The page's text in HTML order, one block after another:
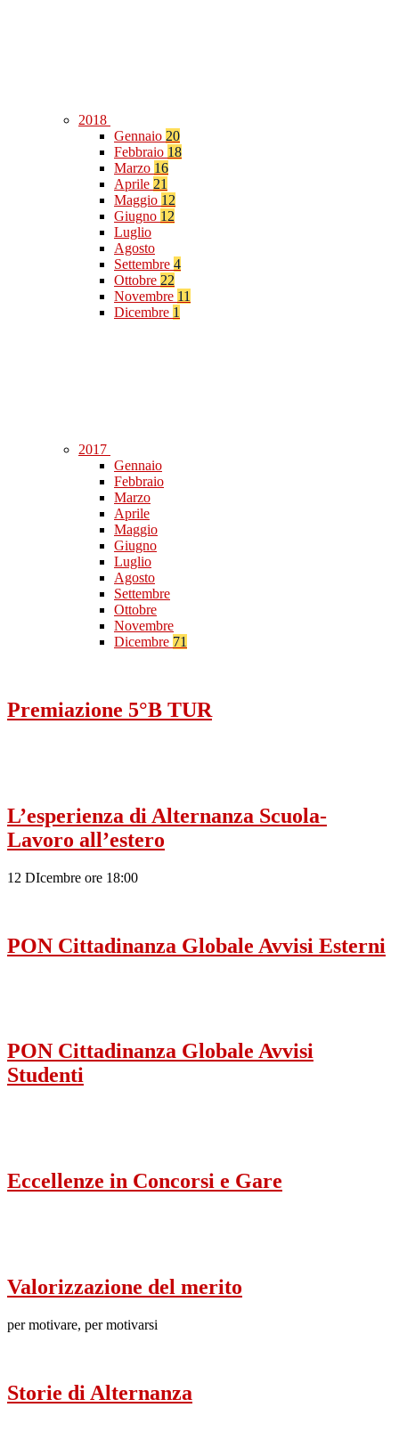
2018
Gennaio 20
Febbraio 18
Marzo 16
Aprile 21
Maggio 12
Giugno 12
Luglio
Agosto
Settembre 4
Ottobre 22
Novembre 11
Dicembre 1
2017
Gennaio
Febbraio
Marzo
Aprile
Maggio
Giugno
Luglio
Agosto
Settembre
Ottobre
Novembre
Dicembre 71
Premiazione 5°B TUR
L’esperienza di Alternanza Scuola-
Lavoro all’estero
12 DIcembre ore 18:00
PON Cittadinanza Globale Avvisi Esterni
PON Cittadinanza Globale Avvisi
Studenti
Eccellenze in Concorsi e Gare
Valorizzazione del merito
per motivare, per motivarsi
Storie di Alternanza